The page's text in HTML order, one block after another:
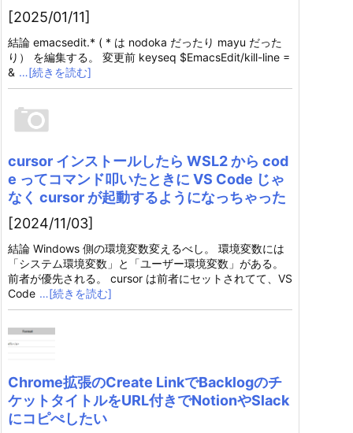
[2025/01/11]
結論 emacsedit.* ( * は nodoka だったり mayu だった
り） を編集する。 変更前 keyseq $EmacsEdit/kill-line =
& …[続きを読む]
cursor インストールしたら WSL2 から cod
e ってコマンド叩いたときに VS Code じゃ
なく cursor が起動するようになっちゃった
[2024/11/03]
結論 Windows 側の環境変数変えるべし。 環境変数には
「システム環境変数」と「ユーザー環境変数」がある。
前者が優先される。 cursor は前者にセットされてて、VS
Code …[続きを読む]
Chrome拡張のCreate LinkでBacklogのチ
ケットタイトルをURL付きでNotionやSlack
にコピぺしたい